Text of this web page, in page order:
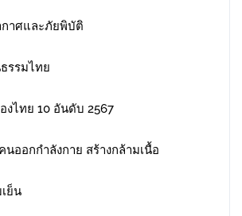
าศและภัยพิบัติ
รรมไทย
งไทย 10 อันดับ 2567
นออกกําลังกาย สร้างกล้ามเนื้อ
ย็น